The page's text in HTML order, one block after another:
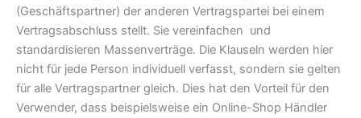
(Geschäftspartner) der anderen Vertragspartei bei einem
Vertragsabschluss stellt. Sie vereinfachen und
standardisieren Massenverträge. Die Klauseln werden hier
nicht für jede Person individuell verfasst, sondern sie gelten
für alle Vertragspartner gleich. Dies hat den Vorteil für den
Verwender, dass beispielsweise ein Online-Shop Händler